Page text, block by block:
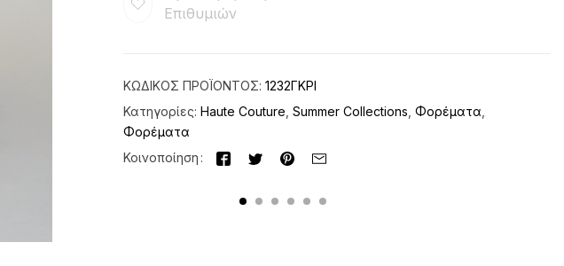
Επιθυμιών
ΚΩΔΙΚΌΣ ΠΡΟΪΌΝΤΟΣ: 1232ΓΚΡΙ
Κατηγορίες: Haute Couture Summer Collections Φορέματα
Φορέματα
Κοινοποίηση